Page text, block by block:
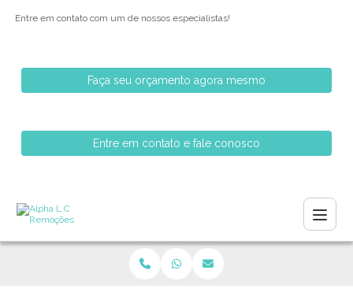
Entre em contato com um de nossos especialistas!
Faça seu orçamento agora mesmo
Entre em contato e fale conosco